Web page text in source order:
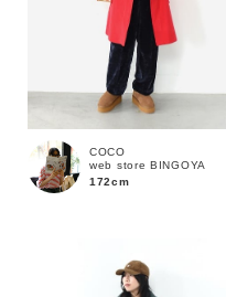
COCO
web store BINGOYA
172cm